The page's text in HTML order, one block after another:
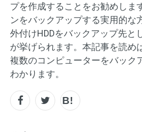
プを作成することをお勧めしま
ンをバックアップする実用的な
外付けHDDをバックアップ先と
が挙げられます。本記事を読め
複数のコンピューターをバック
わかります。